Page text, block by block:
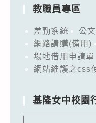
教職員專區
差勤系統 公
網路請購(備用)
場地借用申請單
網站維護之css
基隆女中校園